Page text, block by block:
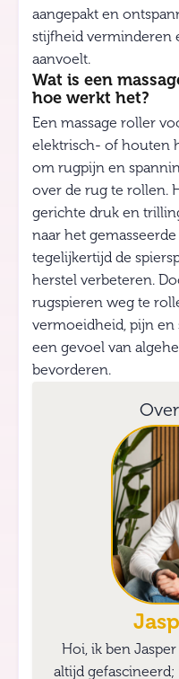
aangepakt en
stijfheid verminderen
aanvoelt.
Wat is een
hoe werkt het?
Een massage roller
elektrisch- of houten
om rugpijn en
over de rug te rollen.
gerichte druk en
naar het
tegelijkertijd de
herstel verbeteren.
rugspieren weg te
vermoeidheid, pijn
een gevoel van
bevorderen.
Hoi, ik ben
altijd